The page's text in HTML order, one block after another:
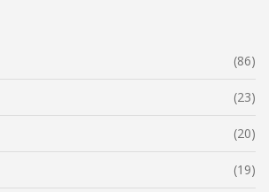
(86)
(23)
(20)
(19)